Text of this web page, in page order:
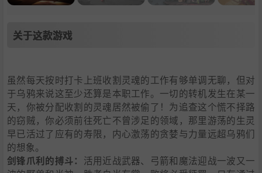
关于这款游戏
虽然每天按时打卡上班收割灵魂的工作有够单调无聊，但对
于乌鸦来说这至少还算是本职工作。一切的转机发生在某一
天，你被分配收割的灵魂居然被偷了！为追查这个慌不择路
的窃贼，你必须前往死亡不曾涉足的领域，那里游荡的生灵
早已活过了应有的寿限，内心激荡的贪婪与力量远超乌鸦们
的想象。
剑锋爪利的搏斗： 活用近战武器、弓箭和魔法迎战一波又一